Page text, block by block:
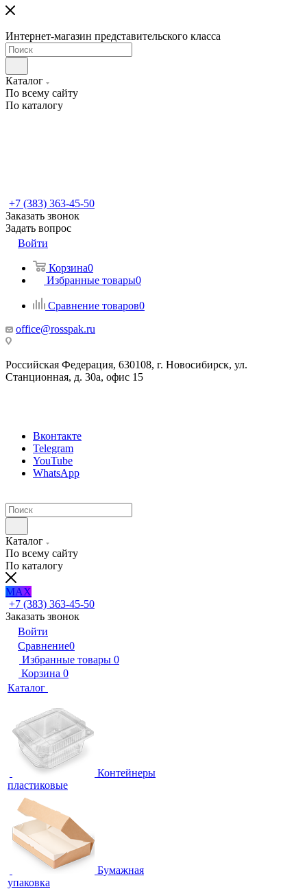
Интернет-магазин представительского класса
Каталог
По всему сайту
По каталогу
+7 (383) 363-45-50
Заказать звонок
Задать вопрос
Войти
Корзина0
Избранные товары0
Сравнение товаров0
office@rosspak.ru
Российская Федерация, 630108, г. Новосибирск, ул.
Станционная, д. 30а, офис 15
Вконтакте
Telegram
YouTube
WhatsApp
Каталог
По всему сайту
По каталогу
MAX
+7 (383) 363-45-50
Заказать звонок
Войти
Сравнение0
Избранные товары 0
Корзина 0
Каталог
Контейнеры
пластиковые
Бумажная
упаковка